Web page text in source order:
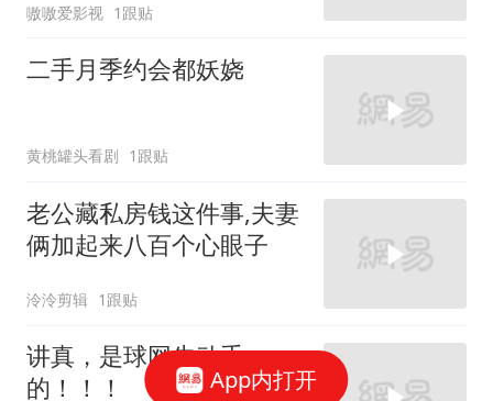
嗷嗷爱影视 1跟贴
二手月季约会都妖娆
黄桃罐头看剧 1跟贴
老公藏私房钱这件事,夫妻
俩加起来八百个心眼子
泠泠剪辑 1跟贴
讲真，是球网先动手
的！！！
App内打开